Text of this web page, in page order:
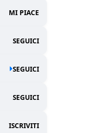
MI PIACE
SEGUICI
SEGUICI
SEGUICI
ISCRIVITI